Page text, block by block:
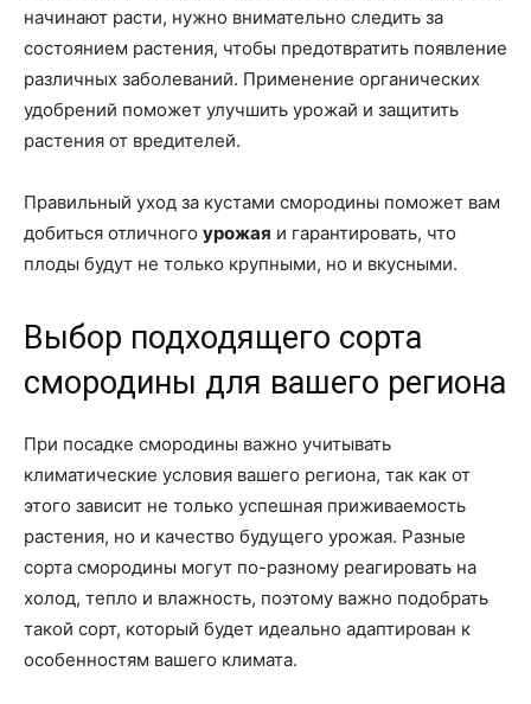
начинают расти, нужно внимательно следить за
состоянием растения, чтобы предотвратить появление
различных заболеваний. Применение органических
удобрений поможет улучшить урожай и защитить
растения от вредителей.
Правильный уход за кустами смородины поможет вам
добиться отличного урожая и гарантировать, что
плоды будут не только крупными, но и вкусными.
Выбор подходящего сорта
смородины для вашего региона
При посадке смородины важно учитывать
климатические условия вашего региона, так как от
этого зависит не только успешная приживаемость
растения, но и качество будущего урожая. Разные
сорта смородины могут по-разному реагировать на
холод, тепло и влажность, поэтому важно подобрать
такой сорт, который будет идеально адаптирован к
особенностям вашего климата.